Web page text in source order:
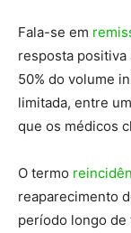
Fala-se em
resposta positiva
50% do volume
limitada, entre
que os médicos
O termo
reaparecimento
período longo